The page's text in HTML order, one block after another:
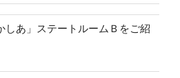
しあ」ステートルームＢをご紹